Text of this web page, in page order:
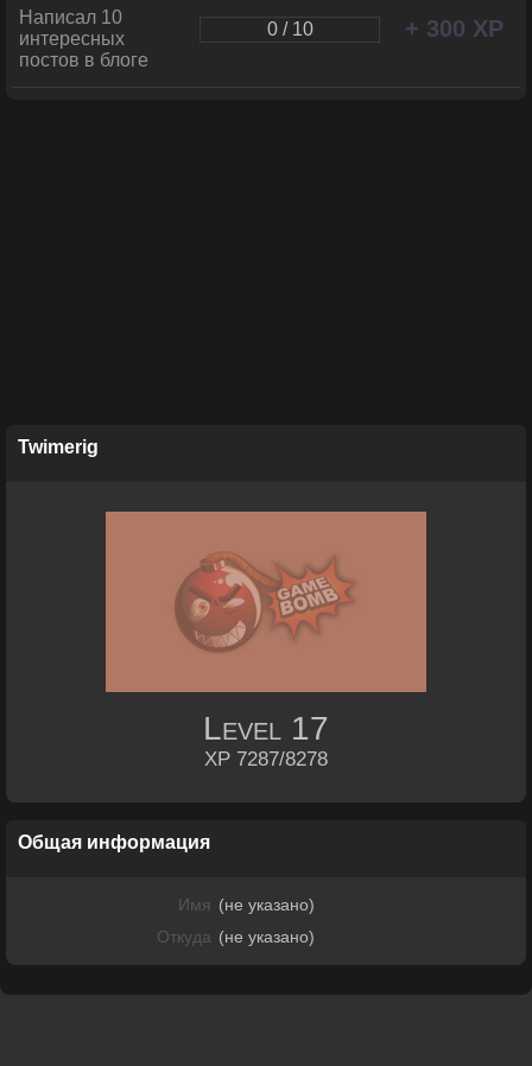
Написал 10
интересных
постов в блоге
0 / 10 + 300 XP
Twimerig
Level 17
XP 7287/8278
Общая информация
Имя (не указано)
Откуда (не указано)